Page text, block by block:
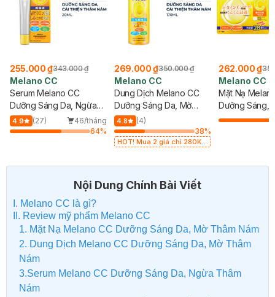
255.000 ₫343.000 ₫
Melano CC
Serum Melano CC
Dưỡng Sáng Da, Ngừa
Thâm Nám 20ml
4.9 (27)
46/tháng
64%
269.000 ₫350.000 ₫
Melano CC
Dung Dịch Melano CC
Dưỡng Sáng Da, Mờ
Thâm Nám 170ml
4.8
(4)
38%
HOT! Mua 2 giá chỉ 280K
262.000 ₫
Melano CC
Mặt Nạ
Dưỡng Sáng,
Cho Da 28
Nội Dung Chính Bài Viết
I. Melano CC là gì?
II. Review mỹ phẩm Melano CC
1. Mặt Nạ Melano CC Dưỡng Sáng Da, Mờ Thâm Nám
2. Dung Dịch Melano CC Dưỡng Sáng Da, Mờ Thâm
Nám
3.Serum Melano CC Dưỡng Sáng Da, Ngừa Thâm
Nám